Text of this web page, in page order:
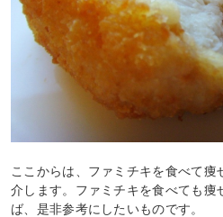
ここからは、ファミチキを食べて痩
介します。ファミチキを食べても痩
ば、是非参考にしたいものです。